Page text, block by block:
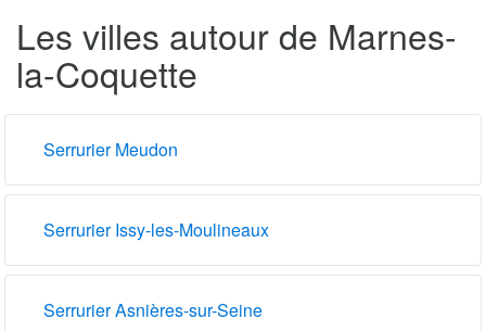
Les villes autour de Marnes-
la-Coquette
Serrurier Meudon
Serrurier Issy-les-Moulineaux
Serrurier Asnières-sur-Seine